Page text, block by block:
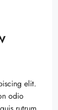
elit.
odio